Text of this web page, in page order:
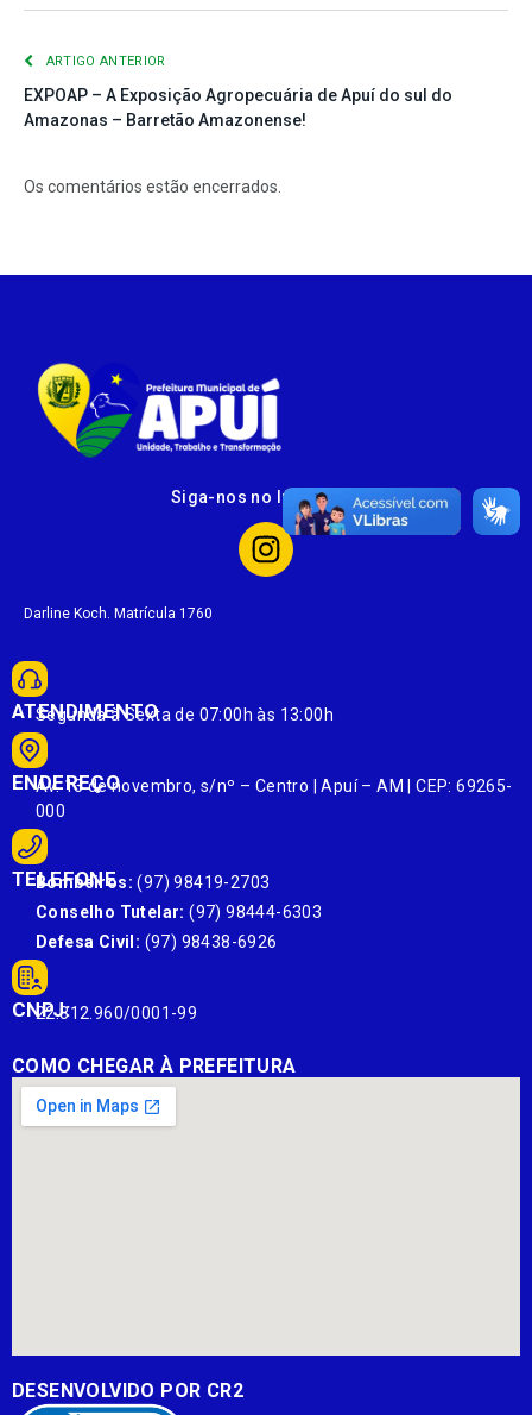
ARTIGO ANTERIOR
EXPOAP – A Exposição Agropecuária de Apuí do sul do
Amazonas – Barretão Amazonense!
Os comentários estão encerrados.
Siga-nos no Instagram
Darline Koch. Matrícula 1760
ATENDIMENTO
Segunda à Sexta de 07:00h às 13:00h
ENDEREÇO
Av. 13 de novembro, s/nº – Centro | Apuí – AM | CEP: 69265-
000
TELEFONE
Bombeiros: (97) 98419-2703
Conselho Tutelar: (97) 98444-6303
Defesa Civil: (97) 98438-6926
CNPJ:
22.812.960/0001-99
COMO CHEGAR À PREFEITURA
DESENVOLVIDO POR CR2